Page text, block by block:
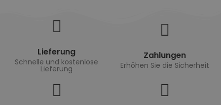
Lieferung
Schnelle und kostenlose
Lieferung
Zahlungen
Erhöhen Sie die Sicherheit